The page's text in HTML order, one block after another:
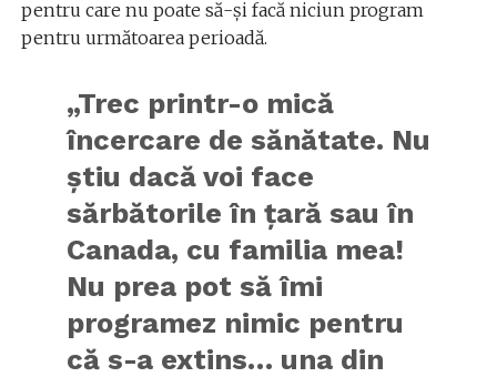
pentru care nu poate să-și facă niciun program
pentru următoarea perioadă.
„Trec printr-o mică
încercare de sănătate. Nu
știu dacă voi face
sărbătorile în țară sau în
Canada, cu familia mea!
Nu prea pot să îmi
programez nimic pentru
că s-a extins… una din